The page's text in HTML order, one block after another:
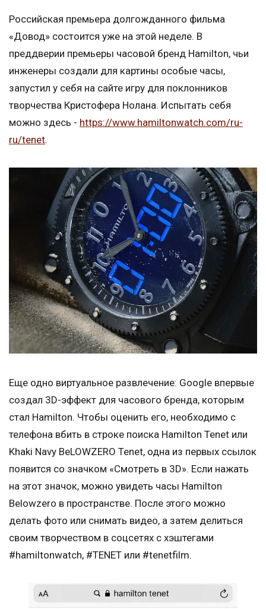
Российская премьера долгожданного фильма
«Довод» состоится уже на этой неделе. В
преддверии премьеры часовой бренд Hamilton, чьи
инженеры создали для картины особые часы,
запустил у себя на сайте игру для поклонников
творчества Кристофера Нолана. Испытать себя
можно здесь - https://www.hamiltonwatch.com/ru-
ru/tenet.
Еще одно виртуальное развлечение: Google впервые
создал 3D-эффект для часового бренда, которым
стал Hamilton. Чтобы оценить его, необходимо с
телефона вбить в строке поиска Hamilton Tenet или
Khaki Navy BeLOWZERO Tenet, одна из первых ссылок
появится со значком «Смотреть в 3D». Если нажать
на этот значок, можно увидеть часы Hamilton
Belowzero в пространстве. После этого можно
делать фото или снимать видео, а затем делиться
своим творчеством в соцсетях с хэштегами
#hamiltonwatch, #TENET или #tenetfilm.